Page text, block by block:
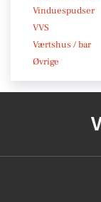
Vinduespudser
VVS
Værtshus / bar
Øvrige